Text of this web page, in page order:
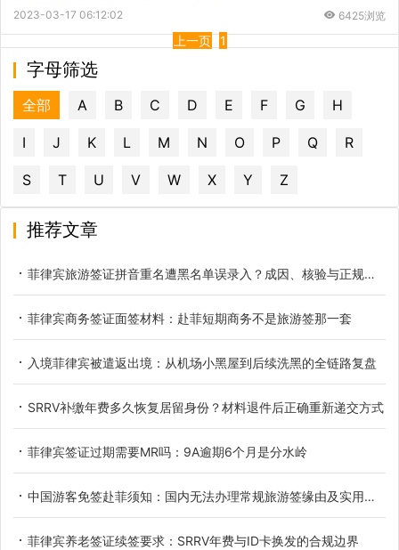
2023-03-17 06:12:02 6425浏览
上一页 1
字母筛选
全部 A B C D E F G H
I J K L M N O P Q R
S T U V W X Y Z
推荐文章
菲律宾旅游签证拼音重名遭黑名单误录入？成因、核验与正规解决办法
菲律宾商务签证面签材料：赴菲短期商务不是旅游签那一套
入境菲律宾被遣返出境：从机场小黑屋到后续洗黑的全链路复盘
SRRV补缴年费多久恢复居留身份？材料退件后正确重新递交方式
菲律宾签证过期需要MR吗：9A逾期6个月是分水岭
中国游客免签赴菲须知：国内无法办理常规旅游签缘由及实用替代方案
菲律宾养老签证续签要求：SRRV年费与ID卡换发的合规边界